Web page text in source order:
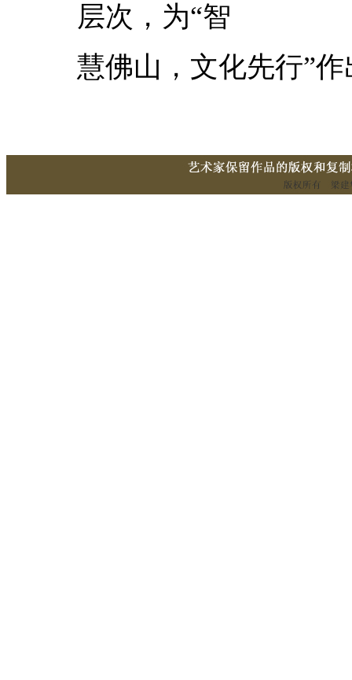
层次，为“智
慧佛山，文化先行”